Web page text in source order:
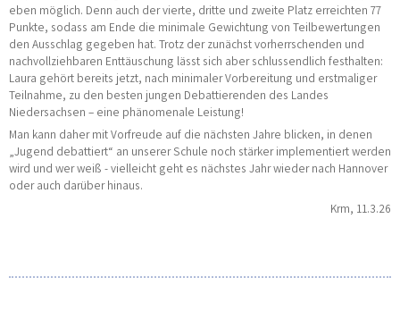
eben möglich. Denn auch der vierte, dritte und zweite Platz erreichten 77
Punkte, sodass am Ende die minimale Gewichtung von Teilbewertungen
den Ausschlag gegeben hat. Trotz der zunächst vorherrschenden und
nachvollziehbaren Enttäuschung lässt sich aber schlussendlich festhalten:
Laura gehört bereits jetzt, nach minimaler Vorbereitung und erstmaliger
Teilnahme, zu den besten jungen Debattierenden des Landes
Niedersachsen – eine phänomenale Leistung!
Man kann daher mit Vorfreude auf die nächsten Jahre blicken, in denen
„Jugend debattiert“ an unserer Schule noch stärker implementiert werden
wird und wer weiß - vielleicht geht es nächstes Jahr wieder nach Hannover
oder auch darüber hinaus.
Krm, 11.3.26